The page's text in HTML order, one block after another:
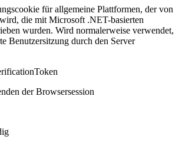
für allgemeine Plattformen, der von
die mit Microsoft .NET-basierten
wurden. Wird normalerweise verwendet,
Benutzersitzung durch den Server
der Browsersession